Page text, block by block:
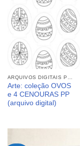
Arte: coleção OVOS
e 4 CENOURAS PP
(arquivo digital)